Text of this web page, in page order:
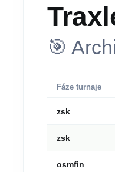
🎯
Fáze turnaje
zsk
zsk
osmfin